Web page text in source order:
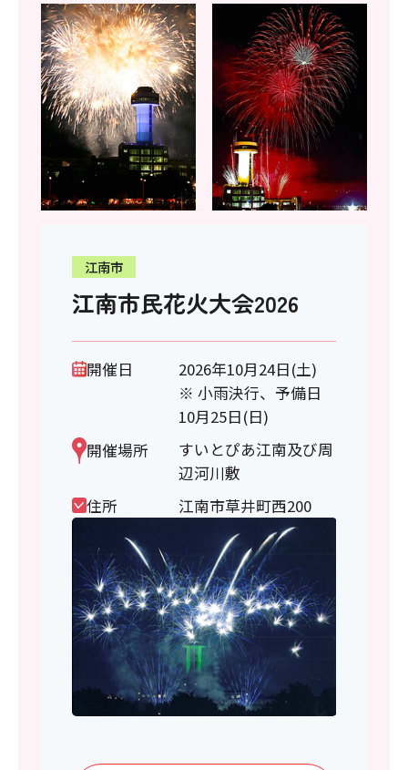
江南市
江南市民花火大会2026
開催日
2026年10月24日(土)
※ 小雨決行、予備日
10月25日(日)
開催場所
すいとぴあ江南及び周
辺河川敷
住所
江南市草井町西200